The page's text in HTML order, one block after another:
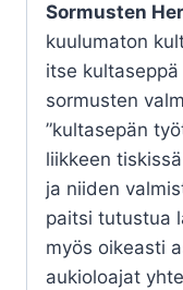
Sormusten
kuulumaton
itse
sormusten
”kultasepän
liikkeen
ja niiden
paitsi tutustua
myös oikeasti
aukioloajat